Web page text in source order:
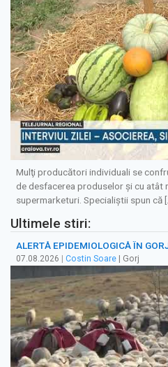
Mulţi producători individuali se
de desfacerea produselor şi cu atât
supermarketuri. Specialiştii spun că
Ultimele stiri:
ALERTĂ EPIDEMIOLOGICĂ ÎN
07.08.2026 Costin Soare | Gorj